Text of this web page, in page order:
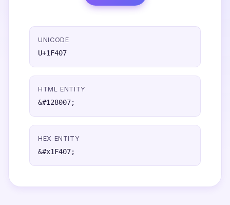
UNICODE
U+1F407
HTML ENTITY
&#128007;
HEX ENTITY
&#x1F407;